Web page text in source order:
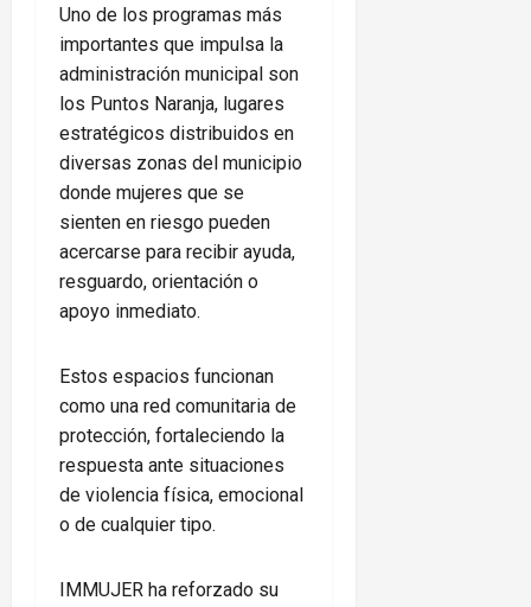
Uno de los programas más
importantes que impulsa la
administración municipal son
los Puntos Naranja, lugares
estratégicos distribuidos en
diversas zonas del municipio
donde mujeres que se
sienten en riesgo pueden
acercarse para recibir ayuda,
resguardo, orientación o
apoyo inmediato.
Estos espacios funcionan
como una red comunitaria de
protección, fortaleciendo la
respuesta ante situaciones
de violencia física, emocional
o de cualquier tipo.
IMMUJER ha reforzado su